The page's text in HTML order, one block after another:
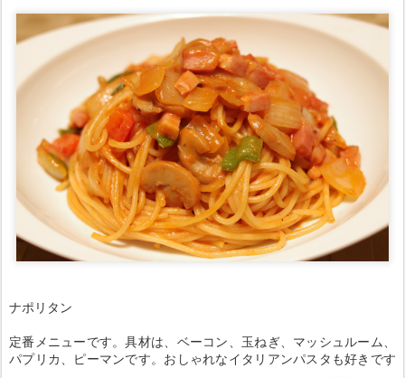
ナポリタン
定番メニューです。具材は、ベーコン、玉ねぎ、マッシュルーム、
パプリカ、ピーマンです。おしゃれなイタリアンパスタも好きです